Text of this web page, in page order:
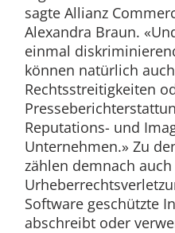
sagte Allianz
Alexandra Braun.
einmal
können natürlich
Rechtsstreitigkeiten
Reputations- und
Unternehmen.» Zu
zählen demnach auch
Software geschützte
abschreibt oder